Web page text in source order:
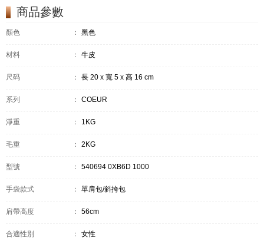
商品參數
顏色 ： 黑色
材料 ： 牛皮
尺码 ： 長 20 x 寬 5 x 高 16 cm
系列 ： COEUR
淨重 ： 1KG
毛重 ： 2KG
型號 ： 540694 0XB6D 1000
手袋款式 ： 單肩包/斜挎包
肩帶高度 ： 56cm
合適性別 ： 女性